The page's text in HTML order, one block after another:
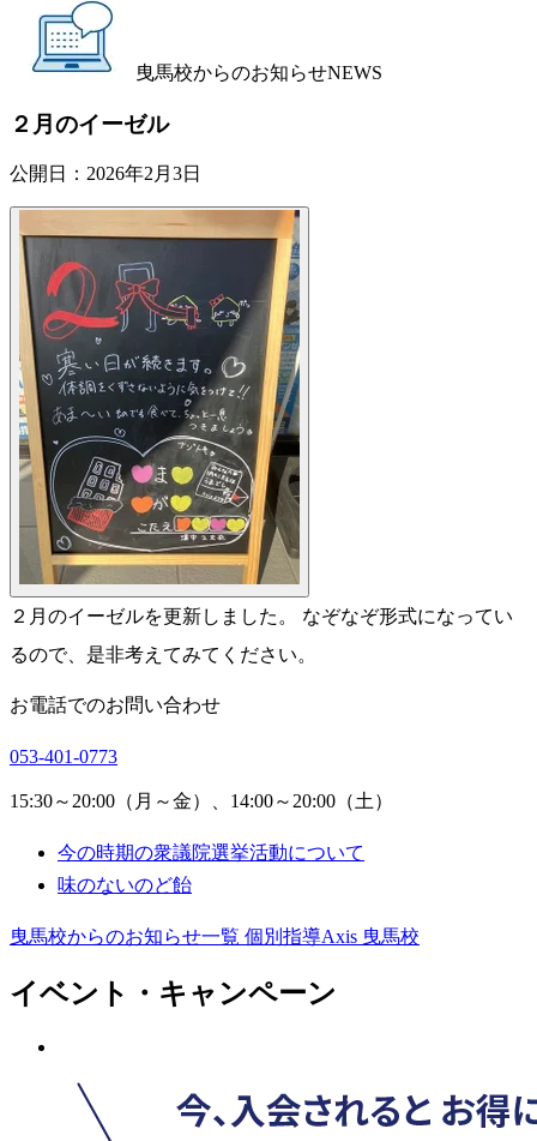
曳馬校からのお知らせNEWS
２月のイーゼル
公開日： 2026年2月3日
２月のイーゼルを更新しました。 なぞなぞ形式になってい
るので、是非考えてみてください。
お電話でのお問い合わせ
053-401-0773
15:30～20:00（月～金）、14:00～20:00（土）
今の時期の衆議院選挙活動について
味のないのど飴
曳馬校からのお知らせ一覧 個別指導Axis 曳馬校
イベント・キャンペーン